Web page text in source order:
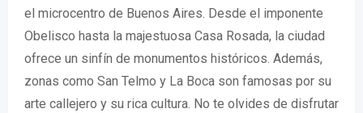
el microcentro de Buenos Aires. Desde el imponente
Obelisco hasta la majestuosa Casa Rosada, la ciudad
ofrece un sinfín de monumentos históricos. Además,
zonas como San Telmo y La Boca son famosas por su
arte callejero y su rica cultura. No te olvides de disfrutar